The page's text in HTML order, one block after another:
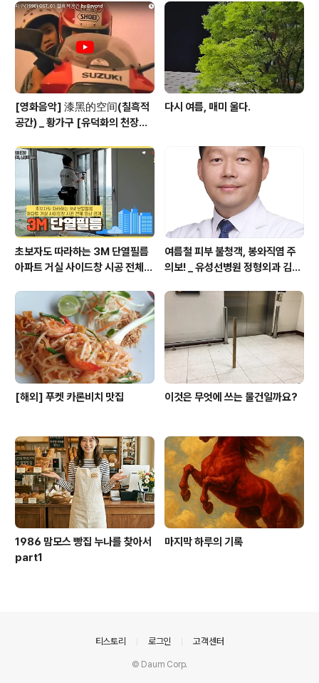
[영화음악] 漆黑的空间(칠흑적
공간) _ 황가구 [유덕화의 천장지
다시 여름, 매미 울다.
초보자도 따라하는 3M 단열필름
아파트 거실 사이드창 시공 전체
여름철 피부 불청객, 봉와직염 주
의보! _ 유성선병원 정형외과 김의
[해외] 푸켓 카론비치 맛집 이것은 무엇에 쓰는 물건일까요?
1986 맘모스 빵집 누나를 찾아서
part1
마지막 하루의 기록
티스토리 로그인 고객센터
© Daum Corp.